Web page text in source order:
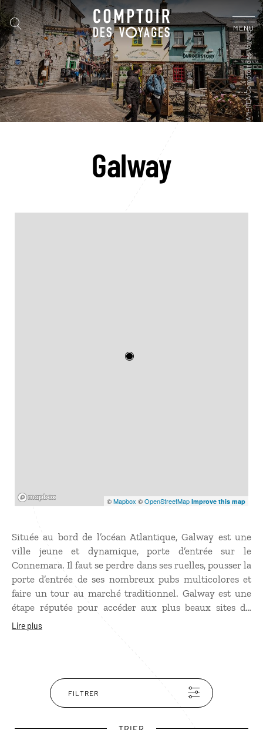
MENU
Galway
©Mapbox ©OpenStreetMap Improve this map
Située au bord de l’océan Atlantique, Galway est une
ville jeune et dynamique, porte d’entrée sur le
Connemara. Il faut se perdre dans ses ruelles, pousser la
porte d’entrée de ses nombreux pubs multicolores et
faire un tour au marché traditionnel. Galway est une
étape réputée pour accéder aux plus beaux sites du
Connemara, du parc national à l’abbaye de Kylemore,
Lire plus
FILTRER